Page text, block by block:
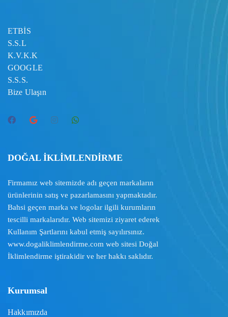
ETBİS
S.S.L
K.V.K.K
GOOGLE
S.S.S.
Bize Ulaşın
DOĞAL İKLİMLENDİRME
Firmamız web sitemizde adı geçen markaların
ürünlerinin satış ve pazarlamasını yapmaktadır.
Bahsi geçen marka ve logolar ilgili kurumların
tescilli markalarıdır. Web sitemizi ziyaret ederek
Kullanım Şartlarını kabul etmiş sayılırsınız.
www.dogaliklimlendirme.com web sitesi Doğal
İklimlendirme iştirakidir ve her hakkı saklıdır.
Kurumsal
Hakkımızda